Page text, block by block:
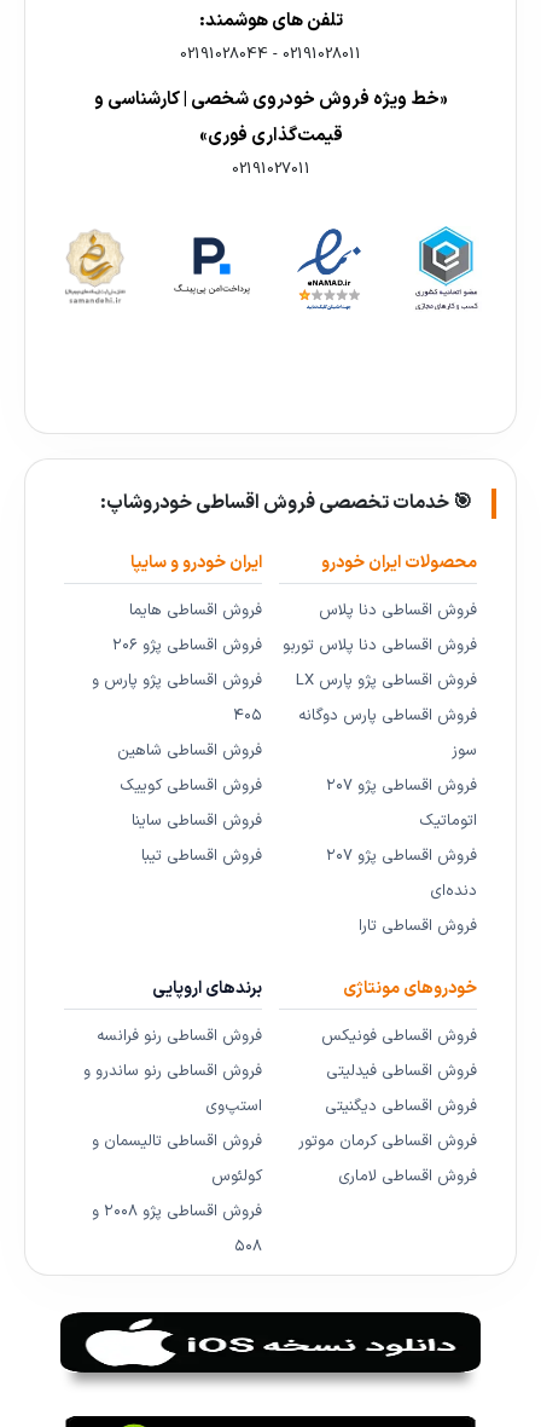
تلفن های هوشمند:
02191028011
-
02191028044
«خط ویژه فروش خودروی شخصی | کارشناسی و
قیمت‌گذاری فوری»
02191027011
🎯 خدمات تخصصی فروش اقساطی خودروشاپ:
محصولات ایران خودرو
فروش اقساطی دنا پلاس
فروش اقساطی دنا پلاس توربو
فروش اقساطی پژو پارس LX
فروش اقساطی پارس دوگانه
سوز
فروش اقساطی پژو ۲۰۷
اتوماتیک
فروش اقساطی پژو ۲۰۷
دنده‌ای
فروش اقساطی تارا
ایران خودرو و سایپا
فروش اقساطی هایما
فروش اقساطی پژو ۲۰۶
فروش اقساطی پژو پارس و
۴۰۵
فروش اقساطی شاهین
فروش اقساطی کوییک
فروش اقساطی ساینا
فروش اقساطی تیبا
خودروهای مونتاژی
فروش اقساطی فونیکس
فروش اقساطی فیدلیتی
فروش اقساطی دیگنیتی
فروش اقساطی کرمان موتور
فروش اقساطی لاماری
برندهای اروپایی
فروش اقساطی رنو فرانسه
فروش اقساطی رنو ساندرو و
استپ‌وی
فروش اقساطی تالیسمان و
کولئوس
فروش اقساطی پژو ۲۰۰۸ و
۵۰۸